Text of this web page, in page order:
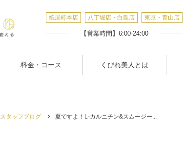
紙屋町本店 八丁堀店・白島店 東京・青山店
【営業時間】6:00-24:00
料金・コース くびれ美人とは
スタッフブログ 夏ですよ！L-カルニチン&スムージー...